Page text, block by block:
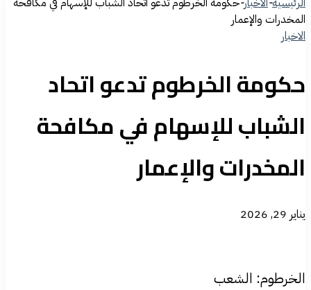
المخدرات والإعمار
الاخبار
حكومة الخرطوم تدعو اتحاد
الشباب للإسهام في مكافحة
المخدرات والإعمار
يناير 29, 2026
الخرطوم: الشعب